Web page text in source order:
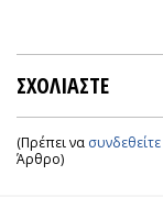
ΣΧΟΛΙΑΣΤΕ
(Πρέπει να συνδεθείτε
Άρθρο)